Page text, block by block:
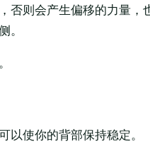
否则会产生偏移的力量，
使你的背部保持稳定。